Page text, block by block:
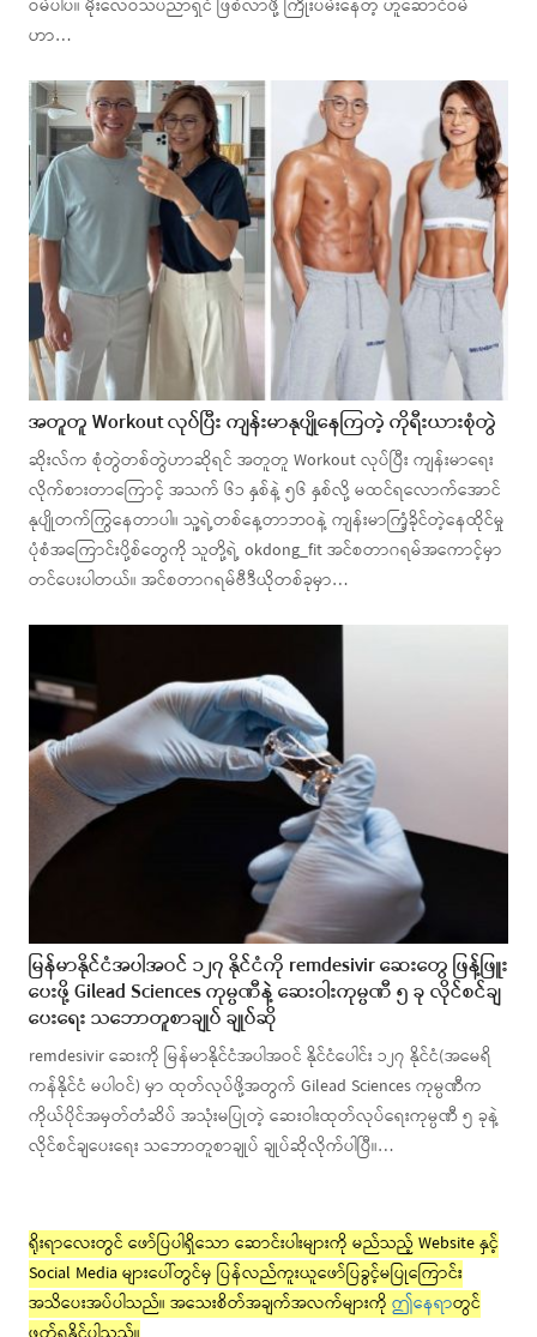
ဝမ်ပါပဲ။ မိုးလေဝသပညာရှင် ဖြစ်လာဖို့ ကြိုးပမ်းနေတဲ့ ဟူဆောင်ဝမ်
ဟာ…
အတူတူ Workout လုပ်ပြီး ကျန်းမာနုပျိုနေကြတဲ့ ကိုရီးယားစုံတွဲ
ဆိုးလ်က စုံတွဲတစ်တွဲဟာဆိုရင် အတူတူ Workout လုပ်ပြီး ကျန်းမာရေး
လိုက်စားတာကြောင့် အသက် ၆၁ နှစ်နဲ့ ၅၆ နှစ်လို့ မထင်ရလောက်အောင်
နုပျိုတက်ကြွနေတာပါ။ သူ့ရဲ့တစ်နေ့တာဘဝနဲ့ ကျန်းမာကြံ့ခိုင်တဲ့နေထိုင်မှု
ပုံစံအကြောင်းပို့စ်တွေကို သူတို့ရဲ့ okdong_fit အင်စတာဂရမ်အကောင့်မှာ
တင်ပေးပါတယ်။ အင်စတာဂရမ်ဗီဒီယိုတစ်ခုမှာ…
မြန်မာနိုင်ငံအပါအဝင် ၁၂၇ နိုင်ငံကို remdesivir ဆေးတွေ ဖြန့်ဖြူး
ပေးဖို့ Gilead Sciences ကုမ္ပဏီနဲ့ ဆေးဝါးကုမ္ပဏီ ၅ ခု လိုင်စင်ချ
ပေးရေး သဘောတူစာချုပ် ချုပ်ဆို
remdesivir ဆေးကို မြန်မာနိုင်ငံအပါအဝင် နိုင်ငံပေါင်း ၁၂၇ နိုင်ငံ(အမေရိ
ကန်နိုင်ငံ မပါဝင်) မှာ ထုတ်လုပ်ဖို့အတွက် Gilead Sciences ကုမ္ပဏီက
ကိုယ်ပိုင်အမှတ်တံဆိပ် အသုံးမပြုတဲ့ ဆေးဝါးထုတ်လုပ်ရေးကုမ္ပဏီ ၅ ခုနဲ့
လိုင်စင်ချပေးရေး သဘောတူစာချုပ် ချုပ်ဆိုလိုက်ပါပြီ။…
ရိုးရာလေးတွင် ဖော်ပြပါရှိသော ဆောင်းပါးများကို မည်သည့် Website နှင့်
Social Media များပေါ်တွင်မှ ပြန်လည်ကူးယူဖော်ပြခွင့်မပြုကြောင်း
အသိပေးအပ်ပါသည်။ အသေးစိတ်အချက်အလက်များကို ဤနေရာတွင်